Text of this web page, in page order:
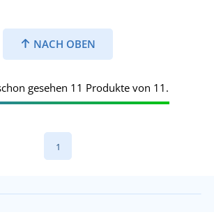
NACH OBEN
gesehen 11 Produkte von 11.
1